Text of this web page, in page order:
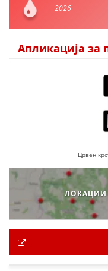
2026
Апликација за
Црвен
ЛОКАЦИИ